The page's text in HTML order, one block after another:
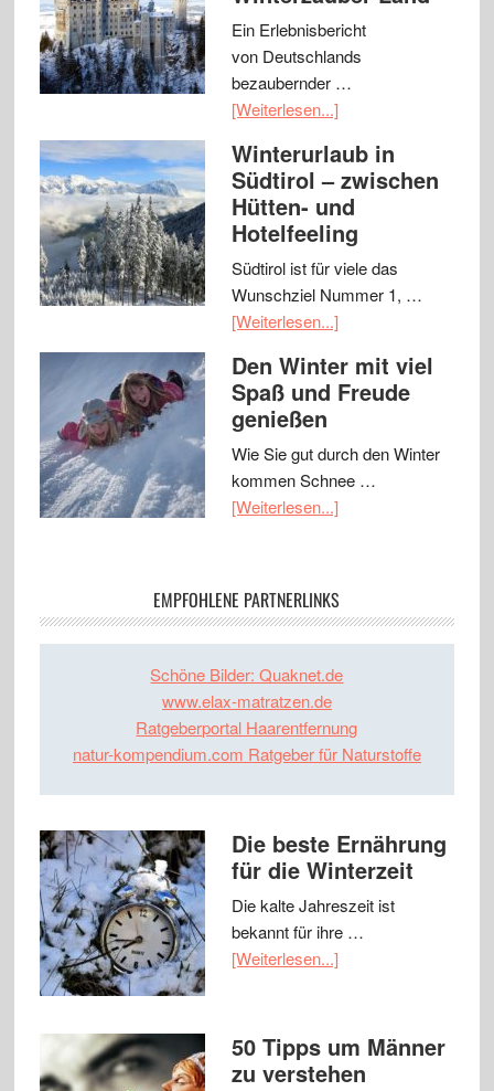
Ein Erlebnisbericht
von Deutschlands
bezaubernder …
[Weiterlesen...]
Winterurlaub in
Südtirol – zwischen
Hütten- und
Hotelfeeling
Südtirol ist für viele das
Wunschziel Nummer 1, …
[Weiterlesen...]
Den Winter mit viel
Spaß und Freude
genießen
Wie Sie gut durch den Winter
kommen Schnee …
[Weiterlesen...]
EMPFOHLENE PARTNERLINKS
Schöne Bilder: Quaknet.de
www.elax-matratzen.de
Ratgeberportal Haarentfernung
natur-kompendium.com Ratgeber für Naturstoffe
Die beste Ernährung
für die Winterzeit
Die kalte Jahreszeit ist
bekannt für ihre …
[Weiterlesen...]
50 Tipps um Männer
zu verstehen